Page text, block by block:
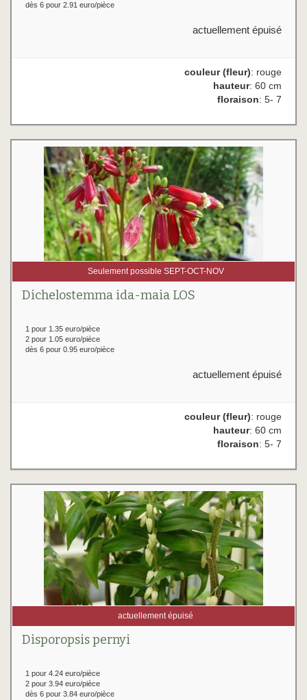
dès 6 pour 2.91 euro/pièce
actuellement épuisé
couleur (fleur): rouge
hauteur: 60 cm
floraison: 5- 7
Seulement possible SEPT-OCT-NOV
Dichelostemma ida-maia LOS
1 pour 1.35 euro/pièce
2 pour 1.05 euro/pièce
dès 6 pour 0.95 euro/pièce
actuellement épuisé
couleur (fleur): rouge
hauteur: 60 cm
floraison: 5- 7
actuellement épuisé
Disporopsis pernyi
1 pour 4.24 euro/pièce
2 pour 3.94 euro/pièce
dès 6 pour 3.84 euro/pièce